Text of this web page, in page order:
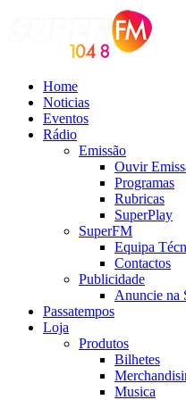
Home
Noticias
Eventos
Rádio
Emissão
Ouvir
Programas
Rubricas
SuperPlay
SuperFM
Equipa
Contactos
Publicidade
Anuncie na
Passatempos
Loja
Produtos
Bilhetes
Musica